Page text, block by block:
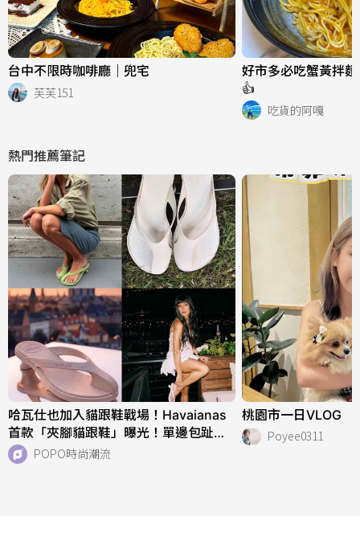
台中不限時咖啡廳｜兜宅
芙芙151
好市多必吃蟹黃拌
👍
吃貨的阿嘎
熱門推薦筆記
哈瓦仕也加入貓跟鞋戰場！Havaianas
首款「夾腳貓跟鞋」曝光！單邊包趾超
好看、一亮相就爆紅！
POPO時尚潮流
桃園市一日VLOG
Poyee0311